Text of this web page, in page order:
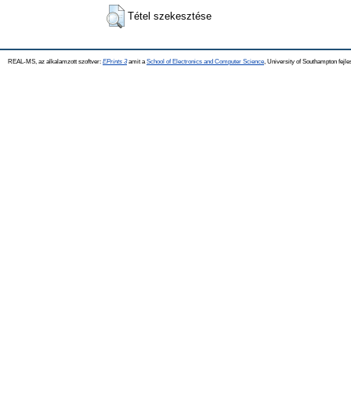
Tétel szekesztése
REAL-MS, az alkalamzott szoftver: EPrints 3amit a School of Electronics and Computer Science , University of Southampton